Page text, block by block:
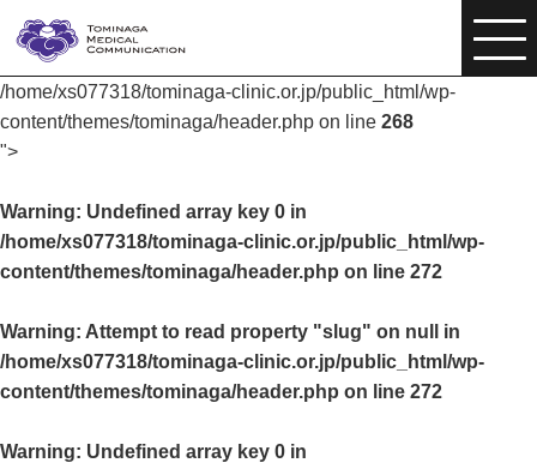
/home/xs077318/tominaga-clinic.or.jp/public_html/wp-
content/themes/tominaga/header.php on line 268
">
Warning: Undefined array key 0 in
/home/xs077318/tominaga-clinic.or.jp/public_html/wp-
content/themes/tominaga/header.php on line 272
Warning: Attempt to read property "slug" on null in
/home/xs077318/tominaga-clinic.or.jp/public_html/wp-
content/themes/tominaga/header.php on line 272
Warning: Undefined array key 0 in